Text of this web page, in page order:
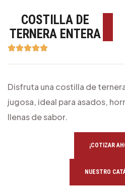
COSTILLA DE
TERNERA ENTERA
Disfruta una costilla de
jugosa, ideal para asados,
llenas de sabor.
¡COTIZAR
NUESTRO